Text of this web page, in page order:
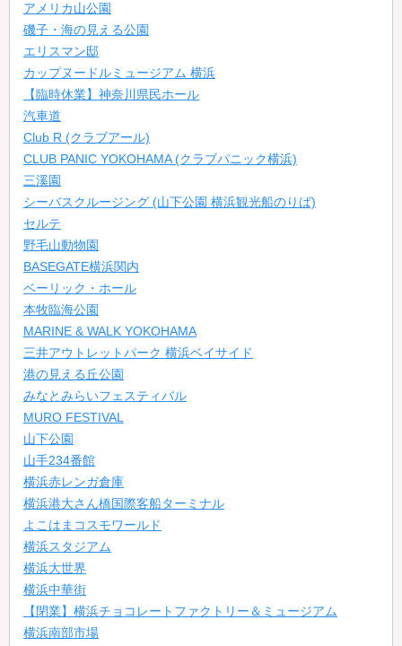
昼13時から宿泊OK！
24時間休憩OK！
平日ショートが3時間でお得！
◆サービスタイム割引(180分)
アメリカ山公園
磯子・海の見える公園
エリスマン邸
カップヌードルミュージアム 横浜
【臨時休業】神奈川県民ホール
汽車道
Club R (クラブアール)
CLUB PANIC YOKOHAMA (クラブパニック横浜)
三溪園
シーバスクルージング (山下公園 横浜観光船のりば)
セルテ
野毛山動物園
BASEGATE横浜関内
ベーリック・ホール
本牧臨海公園
MARINE & WALK YOKOHAMA
三井アウトレットパーク 横浜ベイサイド
港の見える丘公園
みなとみらいフェスティバル
MURO FESTIVAL
山下公園
山手234番館
横浜赤レンガ倉庫
横浜港大さん橋国際客船ターミナル
よこはまコスモワールド
横浜スタジアム
横浜大世界
横浜中華街
【閉業】横浜チョコレートファクトリー＆ミュージアム
横浜南部市場